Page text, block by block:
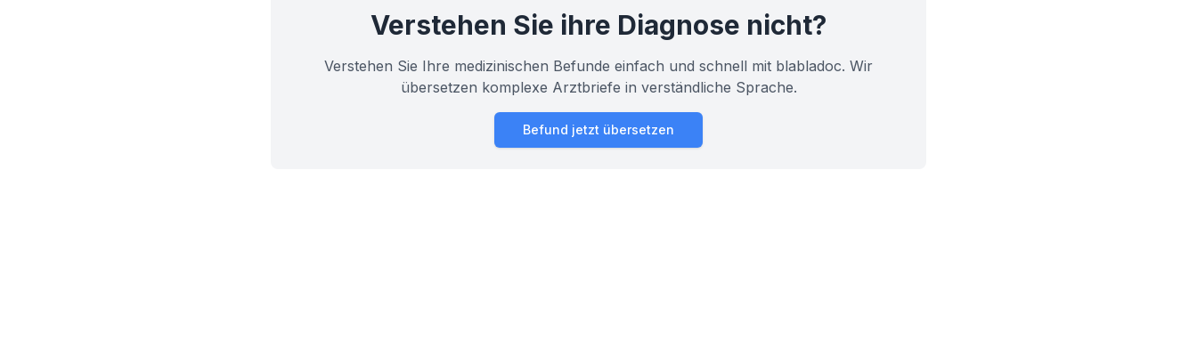
Verstehen Sie ihre Diagnose nicht?
Verstehen Sie Ihre medizinischen Befunde einfach und schnell mit blabladoc. Wir
übersetzen komplexe Arztbriefe in verständliche Sprache.
Befund jetzt übersetzen